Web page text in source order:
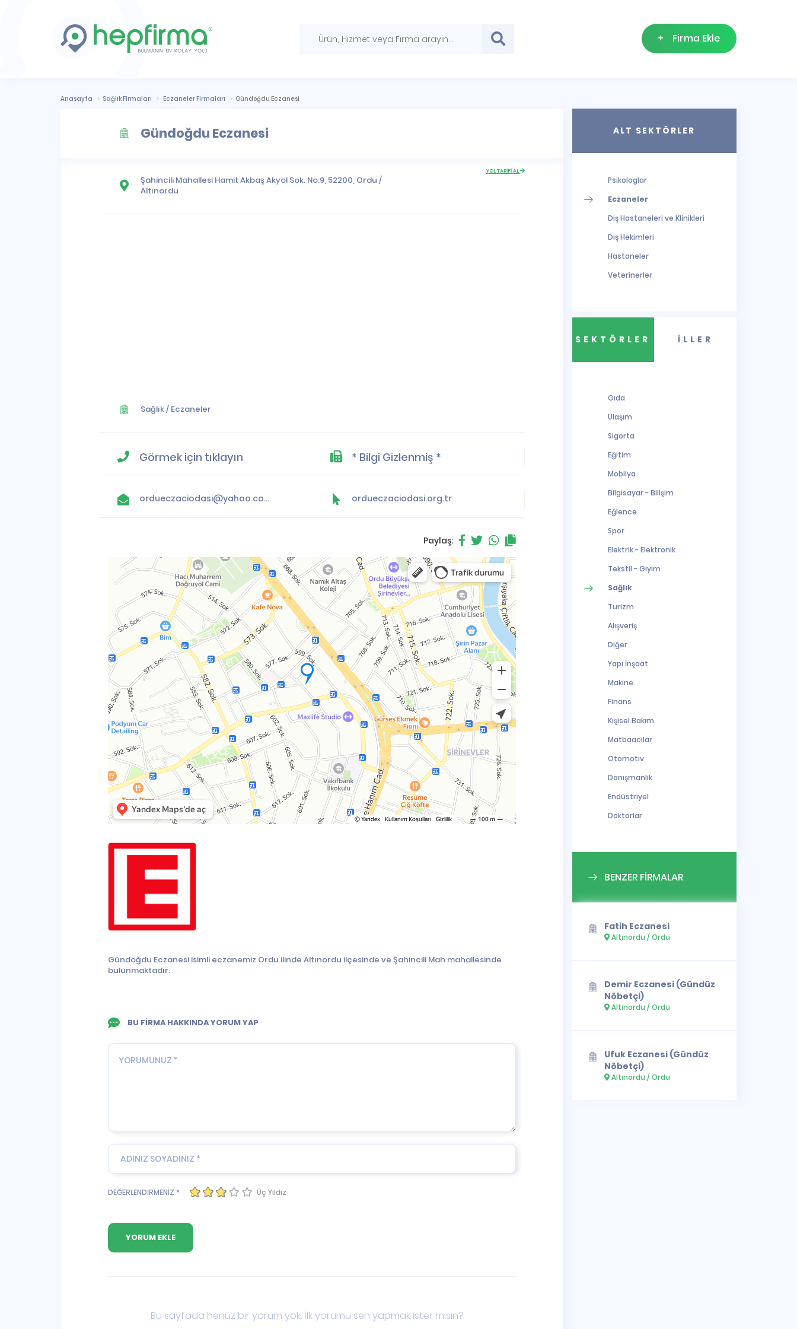
+ Firma Ekle
Anasayfa Sağlık Firmaları Eczaneler Firmaları Gündoğdu Eczanesi
Gündoğdu Eczanesi
Şahincili Mahallesi Hamit Akbaş Akyol Sok. No:9, 52200, Ordu /
Altınordu
YOL TARİFİ AL
Sağlık/ Eczaneler
Görmek için tıklayın * Bilgi Gizlenmiş *
ordueczaciodasi@yahoo.com.tr ordueczaciodasi.org.tr
Paylaş:
Gündoğdu Eczanesi isimli eczanemiz Ordu ilinde Altınordu ilçesinde ve Şahincili Mah mahallesinde
bulunmaktadır.
BU FİRMA HAKKINDA YORUM YAP
DEĞERLENDİRMENİZ * Üç Yıldız
Bu sayfada henüz bir yorum yok. İlk yorumu sen yapmak ister misin?
ALT SEKTÖRLER
Psikologlar
Eczaneler
Diş Hastaneleri ve Klinikleri
Diş Hekimleri
Hastaneler
Veterinerler
SEKTÖRLER İLLER
Gıda
Ulaşım
Sigorta
Eğitim
Mobilya
Bilgisayar - Bilişim
Eğlence
Spor
Elektrik - Elektronik
Tekstil - Giyim
Sağlık
Turizm
Alışveriş
Diğer
Yapı İnşaat
Makine
Finans
Kişisel Bakım
Matbaacılar
Otomotiv
Danışmanlık
Endüstriyel
Doktorlar
BENZER FİRMALAR
Fatih Eczanesi
Altınordu / Ordu
Demir Eczanesi (Gündüz
Nöbetçi)
Altınordu / Ordu
Ufuk Eczanesi (Gündüz
Nöbetçi)
Altınordu / Ordu